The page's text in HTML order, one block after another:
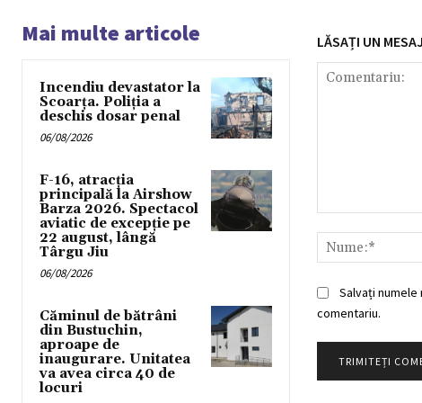
Mai multe articole
Incendiu devastator la
Scoarța. Poliția a
deschis dosar penal
06/08/2026
F-16, atracția
principală la Airshow
Barza 2026. Spectacol
aviatic de excepție pe
22 august, lângă
Târgu Jiu
06/08/2026
Căminul de bătrâni
din Bustuchin,
aproape de
inaugurare. Unitatea
va avea circa 40 de
locuri
LĂSAȚI UN MESAJ
Salvați
comentariu.